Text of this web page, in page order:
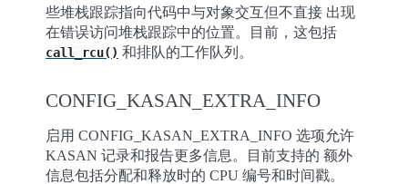
些堆栈跟踪指向代码中与对象交互但不直接 出现
在错误访问堆栈跟踪中的位置。目前，这包括
call_rcu() 和排队的工作队列。
CONFIG_KASAN_EXTRA_INFO
启用 CONFIG_KASAN_EXTRA_INFO 选项允许
KASAN 记录和报告更多信息。目前支持的 额外
信息包括分配和释放时的 CPU 编号和时间戳。